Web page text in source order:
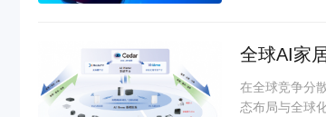
全球AI家
在全球竞争分
态布局与全球